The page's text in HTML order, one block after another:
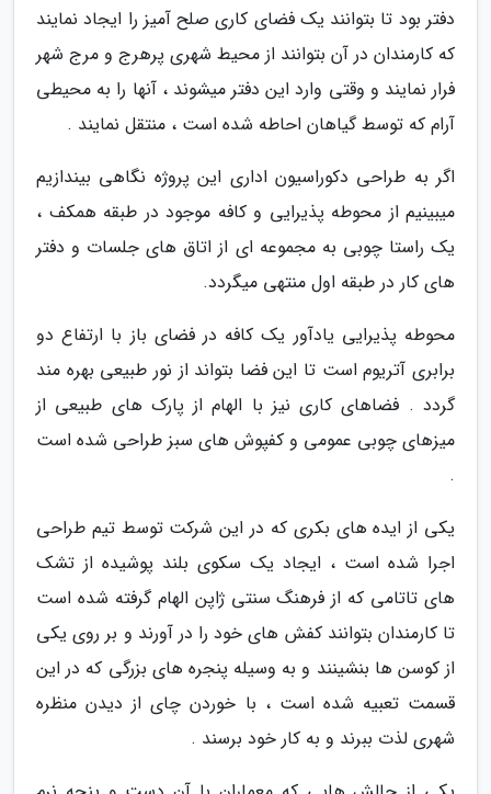
دفتر بود تا بتوانند یک فضای کاری صلح آمیز را ایجاد نمایند
که کارمندان در آن بتوانند از محیط شهری پرهرج و مرج شهر
فرار نمایند و وقتی وارد این دفتر میشوند ، آنها را به محیطی
آرام که توسط گیاهان احاطه شده است ، منتقل نمایند .
اگر به طراحی دکوراسیون اداری این پروژه نگاهی بیندازیم
میبینیم از محوطه پذیرایی و کافه موجود در طبقه همکف ،
یک راستا چوبی به مجموعه ای از اتاق های جلسات و دفتر
های کار در طبقه اول منتهی میگردد.
محوطه پذیرایی یادآور یک کافه در فضای باز با ارتفاع دو
برابری آتریوم است تا این فضا بتواند از نور طبیعی بهره مند
گردد . فضاهای کاری نیز با الهام از پارک های طبیعی از
میزهای چوبی عمومی و کفپوش های سبز طراحی شده است
.
یکی از ایده های بکری که در این شرکت توسط تیم طراحی
اجرا شده است ، ایجاد یک سکوی بلند پوشیده از تشک
های تاتامی که از فرهنگ سنتی ژاپن الهام گرفته شده است
تا کارمندان بتوانند کفش های خود را در آورند و بر روی یکی
از کوسن ها بنشینند و به وسیله پنجره های بزرگی که در این
قسمت تعبیه شده است ، با خوردن چای از دیدن منظره
شهری لذت ببرند و به کار خود برسند .